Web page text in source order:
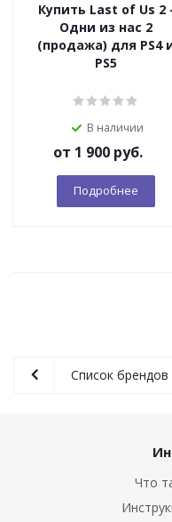
Купить Last of Us 2
Одни из нас 2
(продажа) для PS4
PS5
В наличии
от 1 900 руб.
Подробнее
Список брендов
Что